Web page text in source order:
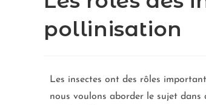
pollinisation
Les insectes ont des rôles
nous voulons aborder le sujet